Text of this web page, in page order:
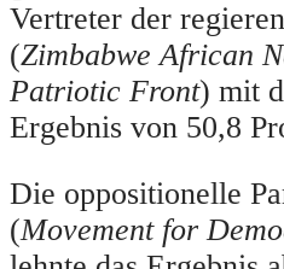
Vertreter der
(Zimbabwe African
Patriotic Front) mit
Ergebnis von 50,8
Die oppositionelle
(Movement for